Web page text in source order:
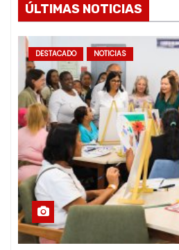
ÚLTIMAS NOTICIAS
DESTACADO NOTICIAS